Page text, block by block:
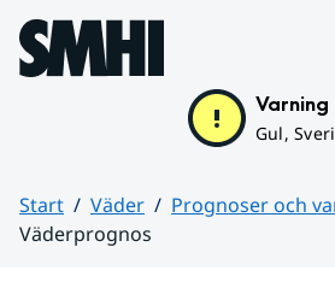
Hoppa till sidans innehåll
Varning
Gul,
Start Väder
Prognoser och
Väderprognos